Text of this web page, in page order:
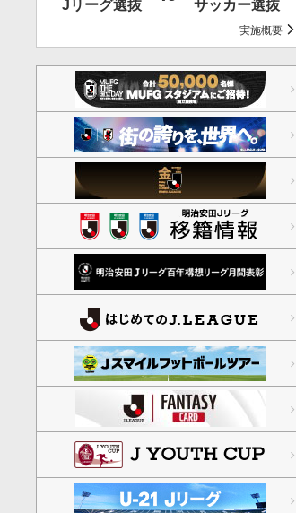
Jリーグ選抜
サッカー選抜
実施概要